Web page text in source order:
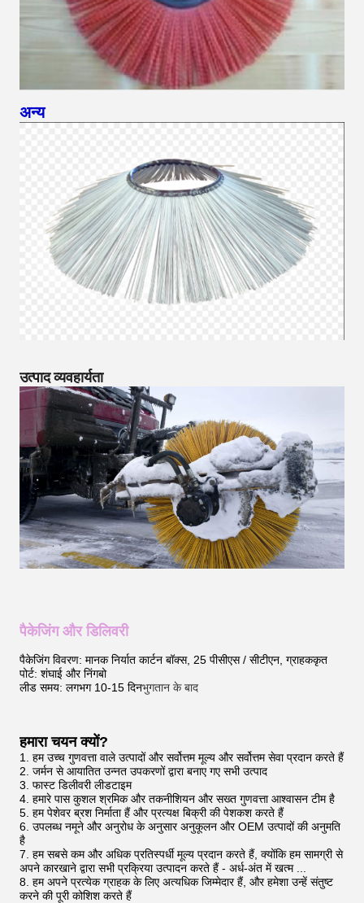
अन्य
उत्पाद व्यवहार्यता
पैकेजिंग और डिलिवरी
पैकेजिंग विवरण: मानक निर्यात कार्टन बॉक्स, 25 पीसीएस / सीटीएन, ग्राहककृत
पोर्ट: शंघाई और निंगबो
लीड समय: लगभग 10-15 दिनभुगतान के बाद
हमारा चयन क्यों?
1. हम उच्च गुणवत्ता वाले उत्पादों और सर्वोत्तम मूल्य और सर्वोत्तम सेवा प्रदान करते हैं
2. जर्मन से आयातित उन्नत उपकरणों द्वारा बनाए गए सभी उत्पाद
3. फास्ट डिलीवरी लीडटाइम
4. हमारे पास कुशल श्रमिक और तकनीशियन और सख्त गुणवत्ता आश्वासन टीम है
5. हम पेशेवर ब्रश निर्माता हैं और प्रत्यक्ष बिक्री की पेशकश करते हैं
6. उपलब्ध नमूने और अनुरोध के अनुसार अनुकूलन और OEM उत्पादों की अनुमति
है
7. हम सबसे कम और अधिक प्रतिस्पर्धी मूल्य प्रदान करते हैं, क्योंकि हम सामग्री से
अपने कारखाने द्वारा सभी प्रक्रिया उत्पादन करते हैं - अर्ध-अंत में खत्म ...
8. हम अपने प्रत्येक ग्राहक के लिए अत्यधिक जिम्मेदार हैं, और हमेशा उन्हें संतुष्ट
करने की पूरी कोशिश करते हैं